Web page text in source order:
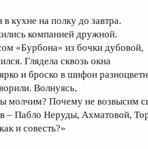
кухне на полку до завтра.
компанией дружной.
«Бурбона» из бочки дубовой,
Глядела сквозь окна
и броско в шифон
Волнуясь,
молчим? Почему не возвысим
– Пабло Неруды, Ахматовой,
и совесть?»